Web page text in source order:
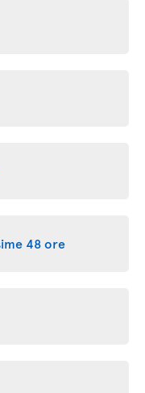
48 ore